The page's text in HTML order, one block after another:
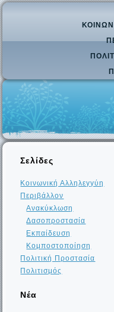
Σελίδες
Κοινωνική Αλληλεγγύη
Περιβάλλον
Ανακύκλωση
Δασοπροστασία
Εκπαίδευση
Κομποστοποίηση
Πολιτική Προστασία
Πολιτισμός
Νέα